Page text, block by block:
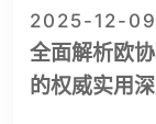
2025-12-
全面解析欧
的权威实用